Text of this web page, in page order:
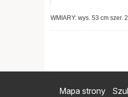
WMIARY: wys. 53 cm
Mapa strony